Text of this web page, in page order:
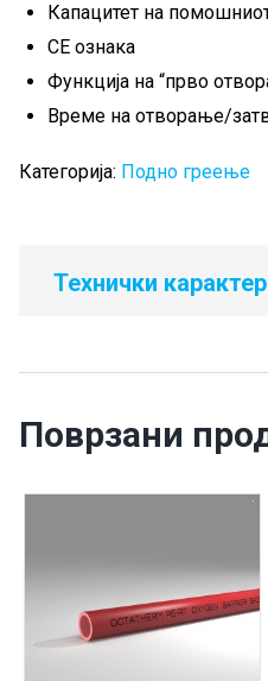
Капацитет на
СЕ ознака
Функција на “прво
Време на отворање/
Категорија: Подно греење
Технички
Поврзани